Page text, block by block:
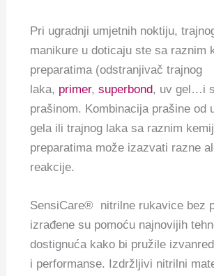
Pri ugradnji umjetnih noktiju,
manikure u doticaju ste sa raznim
preparatima (odstranjivač trajnog
laka, primer,superbond, uv gel…i
prašinom. Kombinacija prašine od
gela ili trajnog laka sa raznim
preparatima može izazvati razne
reakcije.
SensiCare® nitrilne rukavice bez
izrađene su pomoću najnovijih
dostignuća kako bi pružile
i performanse. Izdržljivi nitrilni